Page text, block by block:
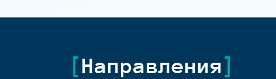
Направления